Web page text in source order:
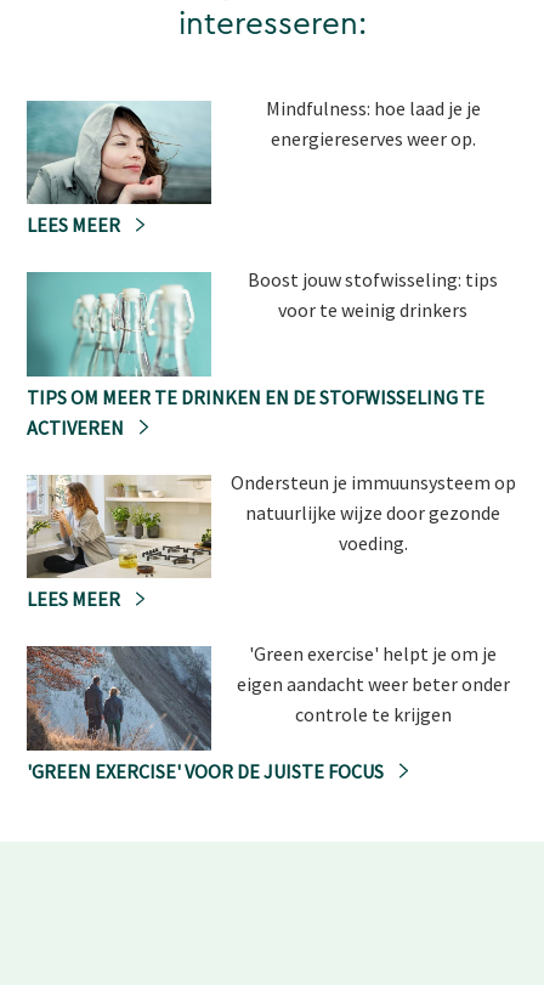
interesseren:
Mindfulness: hoe laad je je
energiereserves weer op.
LEES MEER
Boost jouw stofwisseling: tips
voor te weinig drinkers
TIPS OM MEER TE DRINKEN EN DE STOFWISSELING TE
ACTIVEREN
Ondersteun je immuunsysteem op
natuurlijke wijze door gezonde
voeding.
LEES MEER
'Green exercise' helpt je om je
eigen aandacht weer beter onder
controle te krijgen
'GREEN EXERCISE' VOOR DE JUISTE FOCUS